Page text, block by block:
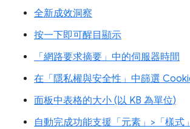
全新成效洞察
按一下即可醒目顯示
「網路要求摘要」中的伺服器時間
在「隱私權與安全性」中篩選
面板中表格的大小 (以 KB 為單位)
自動完成功能支援「元素」>「樣式